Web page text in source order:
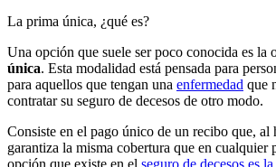
La prima única, ¿qué es?
Una opción que suele ser poco conocida es la
única. Esta modalidad está pensada para
para aquellos que tengan una enfermedad que
contratar su seguro de decesos de otro modo.
Consiste en el pago único de un recibo que, al
garantiza la misma cobertura que en cualquier